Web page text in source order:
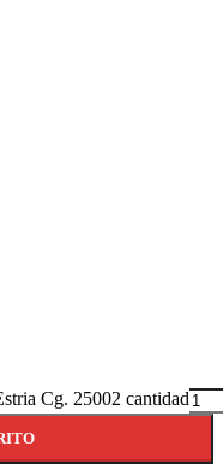
Cg. 25002 cantidad